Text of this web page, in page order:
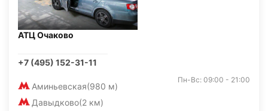
АТЦ Очаково
+7 (495) 152-31-11
Аминьевская(980 м)
Давыдково(2 км)
Пн-Вс: 09:00 - 21:00